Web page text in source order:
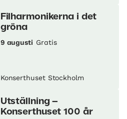
Filharmonikerna i det
gröna
9 augusti Gratis
Konserthuset Stockholm
Utställning –
Konserthuset 100 år